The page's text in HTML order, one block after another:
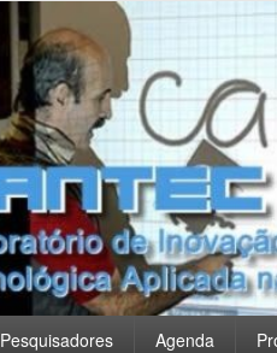
Pesquisadores Agenda